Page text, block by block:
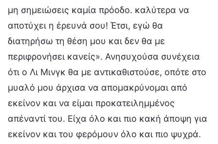
μη σημειώσεις καμία πρόοδο. καλύτερα να
αποτύχει η έρευνά σου! Έτσι, εγώ θα
διατηρήσω τη θέση μου και δεν θα με
περιφρονήσει κανείς». Ανησυχούσα συνέχεια
ότι ο Λι Μινγκ θα με αντικαθιστούσε, οπότε στο
μυαλό μου άρχισα να απομακρύνομαι από
εκείνον και να είμαι προκατειλημμένος
απέναντί του. Είχα όλο και πιο κακή άποψη για
εκείνον και του φερόμουν όλο και πιο ψυχρά.